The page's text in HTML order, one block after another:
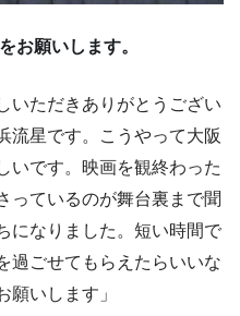
お願いします。
ただきありがとうござい
流星です。こうやって大阪
いです。映画を観終わった
っているのが舞台裏まで聞
になりました。短い時間で
過ごせてもらえたらいいな
願いします」